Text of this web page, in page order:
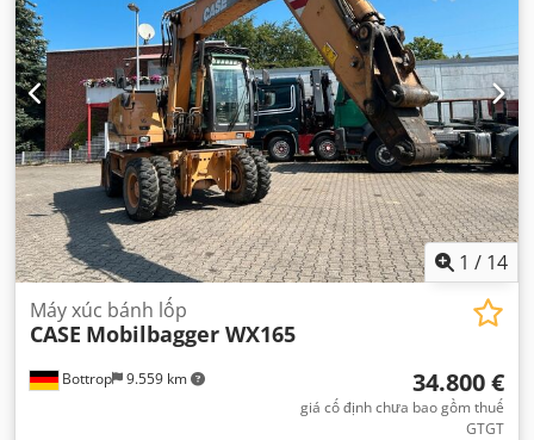
1 / 14
Bottrop 9.559 km
Máy xúc bánh lốp
CASE Mobilbagger WX165
34.800 €
giá cố định chưa bao gồm thuế
GTGT